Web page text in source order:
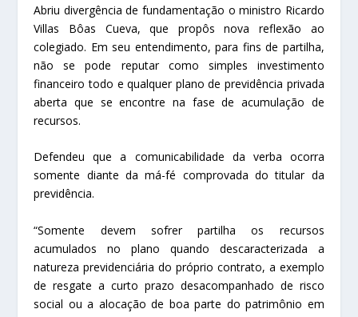
Abriu divergência de fundamentação o ministro Ricardo
Villas Bôas Cueva, que propôs nova reflexão ao
colegiado. Em seu entendimento, para fins de partilha,
não se pode reputar como simples investimento
financeiro todo e qualquer plano de previdência privada
aberta que se encontre na fase de acumulação de
recursos.
Defendeu que a comunicabilidade da verba ocorra
somente diante da má-fé comprovada do titular da
previdência.
“Somente devem sofrer partilha os recursos
acumulados no plano quando descaracterizada a
natureza previdenciária do próprio contrato, a exemplo
de resgate a curto prazo desacompanhado de risco
social ou a alocação de boa parte do patrimônio em